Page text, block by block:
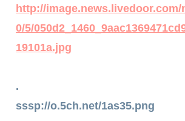
http://
0/5/
19101a.jpg
.
sssp://o.5ch.net/1as35.png